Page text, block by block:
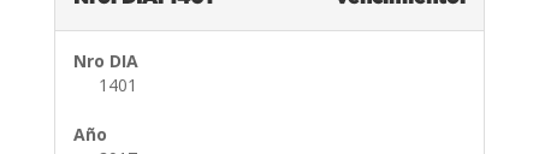
Nro DIA
1401
Año